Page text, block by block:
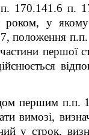
170.141 .6 п.
у
положення
частини
першим п.п.
вимозі,
у строк,